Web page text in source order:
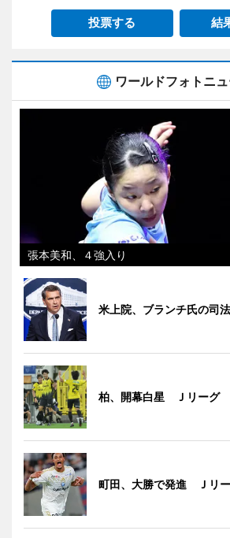
投票する 結
ワールドフォトニ
張本美和、４強入り
米上院、ブランチ氏の司
柏、開幕白星 Ｊリーグ
町田、大勝で発進 Ｊリ